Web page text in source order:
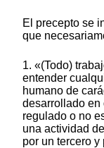
El precepto se
que
1. «(Todo)
entender
humano de
desarrollado en
regulado o no
una actividad
por un tercero